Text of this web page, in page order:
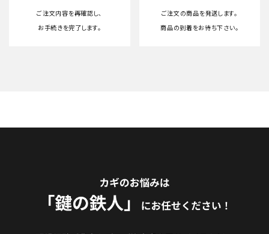
ご注文内容を再確認し、
お手続きを完了します。
ご注文の商品を発送します。
商品の到着をお待ち下さい。